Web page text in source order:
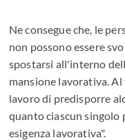
Ne consegue che, le
non possono essere
spostarsi all'interno
mansione lavorativa.
lavoro di predisporre
quanto ciascun singolo
esigenza lavorativa".